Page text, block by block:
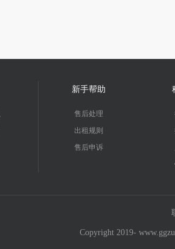
新手帮助
售后处理
出租规则
售后申诉
Copyright 2019-